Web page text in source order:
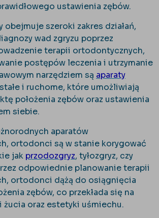
ustawienia zębów.
szeroki zakres działań,
wad zgryzu poprzez
terapii ortodontycznych,
postępów leczenia i utrzymanie
narzędziem są aparaty
stałe i ruchome, które umożliwiają
położenia zębów oraz ustawienia
siebie.
aparatów
ortodonci są w stanie korygować
jak przodozgryz, tyłozgryz, czy
odpowiednie planowanie terapii
ortodonci dążą do osiągnięcia
zębów, co przekłada się na
żucia oraz estetyki uśmiechu.